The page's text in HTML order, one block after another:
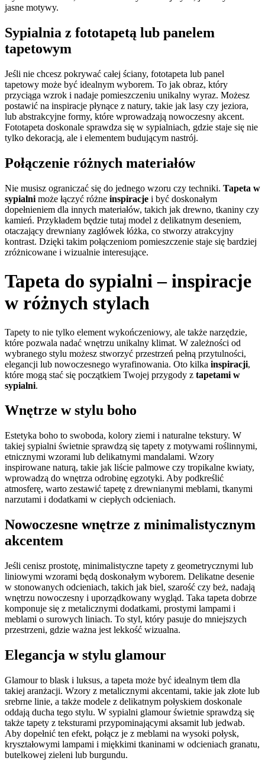
jasne motywy.
Sypialnia z fototapetą lub panelem
tapetowym
Jeśli nie chcesz pokrywać całej ściany, fototapeta lub panel
tapetowy może być idealnym wyborem. To jak obraz, który
przyciąga wzrok i nadaje pomieszczeniu unikalny wyraz. Możesz
postawić na inspiracje płynące z natury, takie jak lasy czy jeziora,
lub abstrakcyjne formy, które wprowadzają nowoczesny akcent.
Fototapeta doskonale sprawdza się w sypialniach, gdzie staje się nie
tylko dekoracją, ale i elementem budującym nastrój.
Połączenie różnych materiałów
Nie musisz ograniczać się do jednego wzoru czy techniki. Tapeta w
sypialni może łączyć różne inspiracje i być doskonałym
dopełnieniem dla innych materiałów, takich jak drewno, tkaniny czy
kamień. Przykładem będzie tutaj model z delikatnym deseniem,
otaczający drewniany zagłówek łóżka, co stworzy atrakcyjny
kontrast. Dzięki takim połączeniom pomieszczenie staje się bardziej
zróżnicowane i wizualnie interesujące.
Tapeta do sypialni – inspiracje
w różnych stylach
Tapety to nie tylko element wykończeniowy, ale także narzędzie,
które pozwala nadać wnętrzu unikalny klimat. W zależności od
wybranego stylu możesz stworzyć przestrzeń pełną przytulności,
elegancji lub nowoczesnego wyrafinowania. Oto kilka inspiracji,
które mogą stać się początkiem Twojej przygody z tapetami w
sypialni.
Wnętrze w stylu boho
Estetyka boho to swoboda, kolory ziemi i naturalne tekstury. W
takiej sypialni świetnie sprawdzą się tapety z motywami roślinnymi,
etnicznymi wzorami lub delikatnymi mandalami. Wzory
inspirowane naturą, takie jak liście palmowe czy tropikalne kwiaty,
wprowadzą do wnętrza odrobinę egzotyki. Aby podkreślić
atmosferę, warto zestawić tapetę z drewnianymi meblami, tkanymi
narzutami i dodatkami w ciepłych odcieniach.
Nowoczesne wnętrze z minimalistycznym
akcentem
Jeśli cenisz prostotę, minimalistyczne tapety z geometrycznymi lub
liniowymi wzorami będą doskonałym wyborem. Delikatne desenie
w stonowanych odcieniach, takich jak biel, szarość czy beż, nadają
wnętrzu nowoczesny i uporządkowany wygląd. Taka tapeta dobrze
komponuje się z metalicznymi dodatkami, prostymi lampami i
meblami o surowych liniach. To styl, który pasuje do mniejszych
przestrzeni, gdzie ważna jest lekkość wizualna.
Elegancja w stylu glamour
Glamour to blask i luksus, a tapeta może być idealnym tłem dla
takiej aranżacji. Wzory z metalicznymi akcentami, takie jak złote lub
srebrne linie, a także modele z delikatnym połyskiem doskonale
oddają ducha tego stylu. W sypialni glamour świetnie sprawdzą się
także tapety z teksturami przypominającymi aksamit lub jedwab.
Aby dopełnić ten efekt, połącz je z meblami na wysoki połysk,
kryształowymi lampami i miękkimi tkaninami w odcieniach granatu,
butelkowej zieleni lub burgundu.